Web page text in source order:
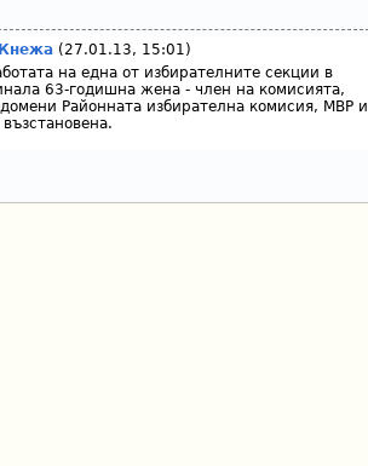
(27.01.13, 15:01)
на една от избирателните секции в
63-годишна жена - член на комисията,
Районната избирателна комисия, МВР и